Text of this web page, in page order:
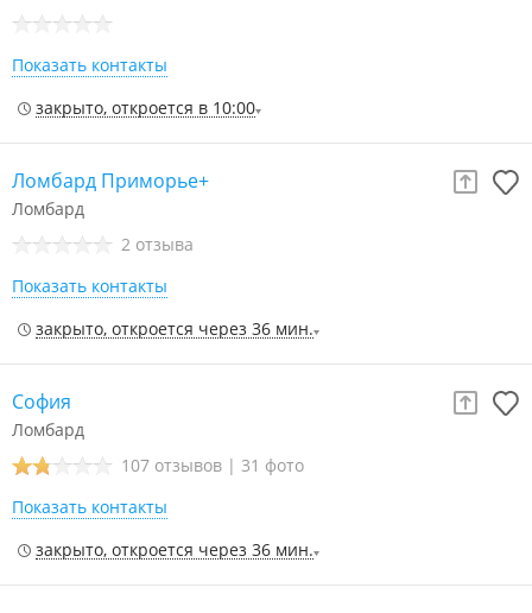
Показать контакты
закрыто, откроется в 10:00
Ломбард Приморье+
Ломбард
2 отзыва
Показать контакты
закрыто, откроется через 36 мин.
София
Ломбард
107 отзывов | 31 фото
Показать контакты
закрыто, откроется через 36 мин.